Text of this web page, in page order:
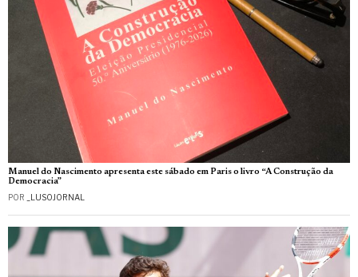
Manuel do Nascimento apresenta este sábado em Paris o livro “A Construção da
Democracia”
POR _LUSOJORNAL